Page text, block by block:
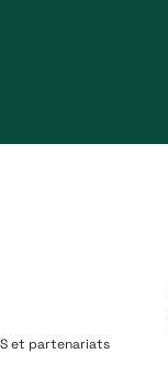
et partenariats